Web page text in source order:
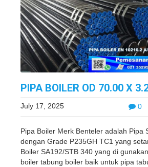
PIPA BOILER OD 70.00 X
0
July 17, 2025
Pipa Boiler Merk Benteler adalah Pipa
dengan Grade P235GH TC1 yang
Boiler SA192/STB 340 yang di
boiler tabung boiler baik untuk pipa